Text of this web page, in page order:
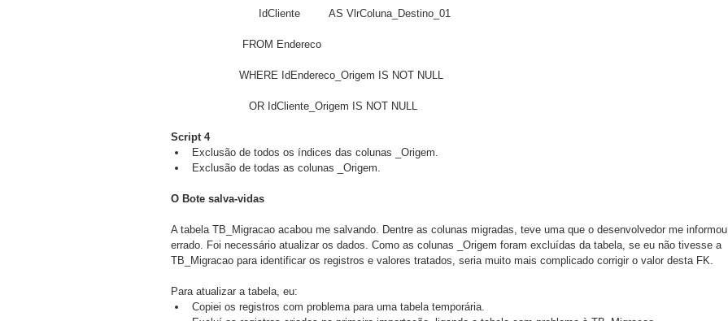
		       IdCliente         AS VlrColuna_Destino_01
		  FROM Endereco
		 WHERE IdEndereco_Origem IS NOT NULL
		    OR IdCliente_Origem IS NOT NULL​
Script 4
Exclusão de todos os índices das colunas _Origem.
Exclusão de todas as colunas _Origem.
O Bote salva-vidas
A tabela TB_Migracao acabou me salvando. Dentre as colunas migradas, teve uma que o desenvolvedor me informou
errado. Foi necessário atualizar os dados. Como as colunas _Origem foram excluídas da tabela, se eu não tivesse a
TB_Migracao para identificar os registros e valores tratados, seria muito mais complicado corrigir o valor desta FK.
Para atualizar a tabela, eu:
Copiei os registros com problema para uma tabela temporária.